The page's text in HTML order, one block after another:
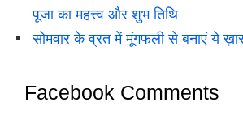
पूजा का महत्त्व और शुभ तिथि
सोमवार के व्रत में मूंगफली से बनाएं ये
Facebook Comments